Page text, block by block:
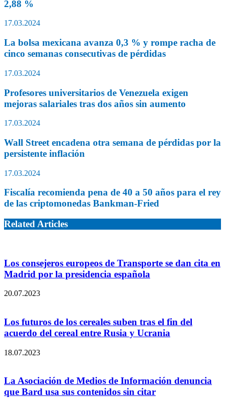
2,88 %
17.03.2024
La bolsa mexicana avanza 0,3 % y rompe racha de
cinco semanas consecutivas de pérdidas
17.03.2024
Profesores universitarios de Venezuela exigen
mejoras salariales tras dos años sin aumento
17.03.2024
Wall Street encadena otra semana de pérdidas por la
persistente inflación
17.03.2024
Fiscalía recomienda pena de 40 a 50 años para el rey
de las criptomonedas Bankman-Fried
Related Articles
Los consejeros europeos de Transporte se dan cita en
Madrid por la presidencia española
20.07.2023
Los futuros de los cereales suben tras el fin del
acuerdo del cereal entre Rusia y Ucrania
18.07.2023
La Asociación de Medios de Información denuncia
que Bard usa sus contenidos sin citar